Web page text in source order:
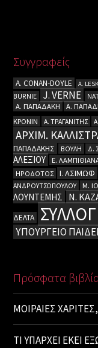
Συγγραφείς
A. CΟΝΑΝ-DOYLE A.
BURNIE
J. VERNE
Α. ΠΑΠΑΔΑΚΗ
Α.
ΚΡΟΝΙΝ
Α. ΤΡΑΓΑΝΙΤΗΣ
ΑΡΧΙΜ.
ΠΑΠΑΔΑΚΗΣ
ΒΟΥΛΗ Δ.
ΑΛΕΞΙΟΥ
Ε.
ΗΡΟΔΟΤΟΣ Ι. ΑΣΙΜΩΦ
ΑΝΔΡΟΥΤΣΟΠΟΥΛΟΥ
Μ.
ΛΟΥΝΤΕΜΗΣ
Ν.
ΔΕΛΤΑ
ΥΠΟΥΡΓΕΙΟ
Πρόσφατα
ΜΟΙΡΑΙΕΣ
ΤΙ ΥΠΑΡΧΕΙ ΕΚΕΙ